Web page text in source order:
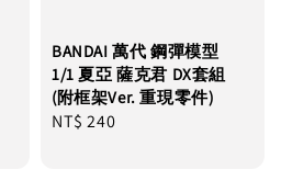
BANDAI 萬代 鋼彈模型
1/1 夏亞 薩克君 DX套組
(附框架Ver. 重現零件)
Regular
NT$ 240